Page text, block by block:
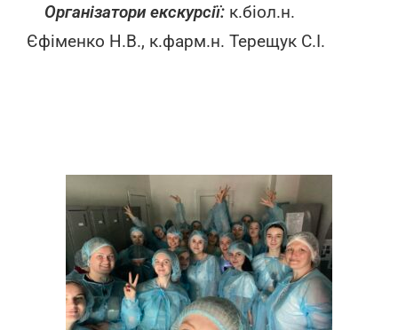
Організатори екскурсії: к.біол.н.
Єфіменко Н.В., к.фарм.н. Терещук С.І.